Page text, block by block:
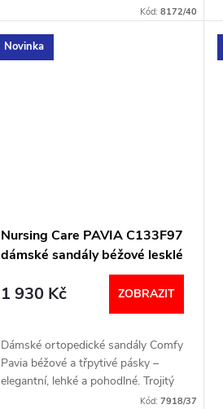
kožená stélka Dry Soft zajistíKód:8172/40
Novinka
Nursing Care PAVIA C133F97
dámské sandály béžové lesklé
1 930 Kč ZOBRAZIT
Dámské ortopedické sandály Comfy
Pavia béžové a třpytivé pásky –
elegantní, lehké a pohodlné. Trojitý
suchý zip, anatomická stélka a
Kód:7918/37